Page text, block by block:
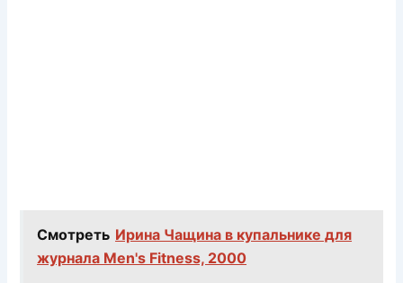
Смотреть Ирина Чащина в купальнике для
журнала Men's Fitness, 2000